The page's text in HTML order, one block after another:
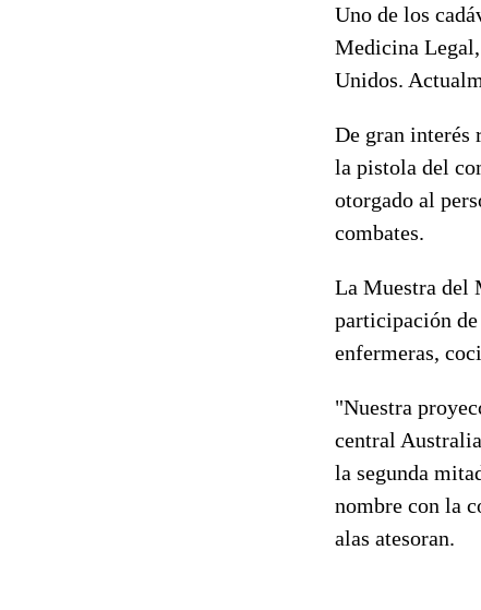
Uno de los
Medicina
Unidos.
De gran interés
la pistola del
otorgado al
combates.
La Muestra del
participación
enfermeras,
"Nuestra
central
la segunda
nombre con la
alas atesoran.